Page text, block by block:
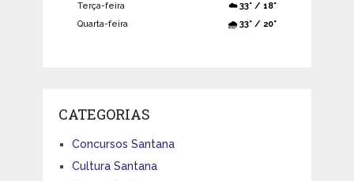
Terça-feira
☁️ 33° / 18°
Quarta-feira
🌧️ 33° / 20°
CATEGORIAS
Concursos Santana
Cultura Santana